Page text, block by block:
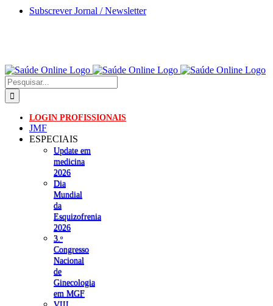
Skip
Subscrever Jornal / Newsletter
Pesquisar
LOGIN PROFISSIONAIS
JMF
ESPECIAIS
Update em
medicina
2026
Dia
Mundial
da
Esquizofrenia
2026
3.ᵒ
Congresso
Nacional
de
Ginecologia
em MGF